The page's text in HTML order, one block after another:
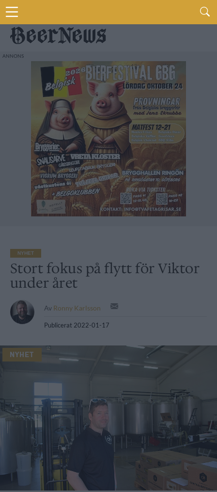
NYHET
Stort fokus på flytt för Viktor
under året
Av Ronny Karlsson
Publicerat 2022-01-17
NYHET